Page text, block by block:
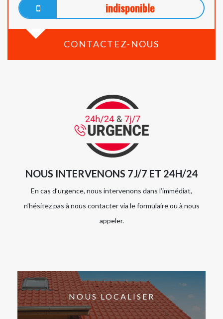
indisponible
CONTACTEZ-NOUS
NOUS INTERVENONS 7J/7 ET 24H/24
En cas d’urgence, nous intervenons dans l’immédiat,
n’hésitez pas à nous contacter via le formulaire ou à nous
appeler.
NOUS LOCALISER